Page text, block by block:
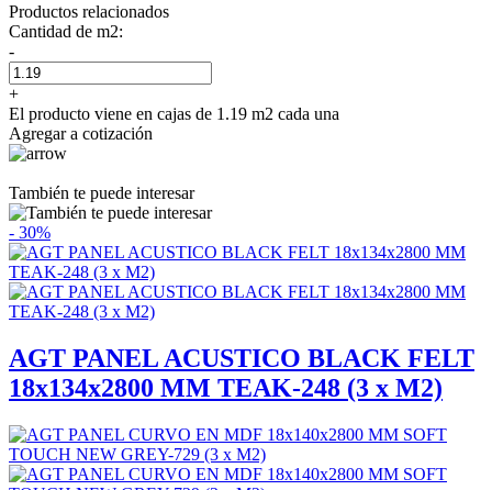
Productos relacionados
Cantidad de m2:
-
+
El producto viene en cajas de 1.19 m2 cada una
Agregar a cotización
También te puede interesar
- 30%
AGT PANEL ACUSTICO BLACK FELT
18x134x2800 MM TEAK-248 (3 x M2)